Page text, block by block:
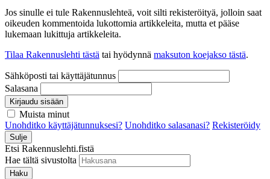
Jos sinulle ei tule Rakennuslehteä, voit silti rekisteröityä, jolloin saat
oikeuden kommentoida lukottomia artikkeleita, mutta et pääse
lukemaan lukittuja artikkeleita.
Tilaa Rakennuslehti tästä tai hyödynnä maksuton koejakso tästä.
Sähköposti tai käyttäjätunnus
Salasana
Kirjaudu sisään
Muista minut
Unohditko käyttäjätunnuksesi? Unohditko salasanasi? Rekisteröidy
Sulje
Etsi Rakennuslehti.fistä
Hae tältä sivustolta
Haku